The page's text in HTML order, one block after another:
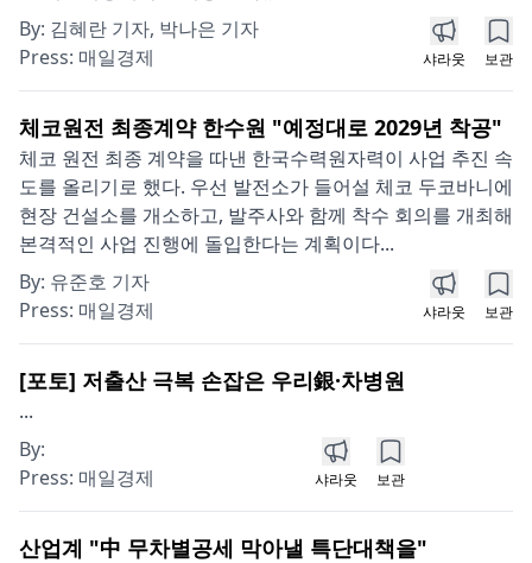
By: 김혜란 기자, 박나은 기자
Press: 매일경제 샤라웃 보관
체코원전 최종계약 한수원 "예정대로 2029년 착공"
체코 원전 최종 계약을 따낸 한국수력원자력이 사업 추진 속
도를 올리기로 했다. 우선 발전소가 들어설 체코 두코바니에
현장 건설소를 개소하고, 발주사와 함께 착수 회의를 개최해
본격적인 사업 진행에 돌입한다는 계획이다...
By: 유준호 기자
Press: 매일경제 샤라웃 보관
[포토] 저출산 극복 손잡은 우리銀·차병원
...
By:
Press: 매일경제 샤라웃 보관
산업계 "中 무차별공세 막아낼 특단대책을"